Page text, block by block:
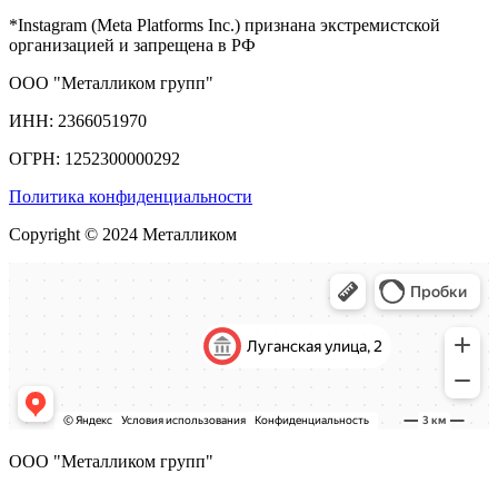
*Instagram (Meta Platforms Inc.) признана экстремистской
организацией и запрещена в РФ
ООО "Металликом групп"
ИНН: 2366051970
ОГРН: 1252300000292
Политика конфиденциальности
Copyright © 2024 Металликом
ООО "Металликом групп"